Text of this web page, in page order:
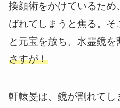
換顔術をかけているため
ばれてしまうと焦る。
と元宝を放ち、水霊鏡を
さすが！
軒轅旻は、鏡が割れてし